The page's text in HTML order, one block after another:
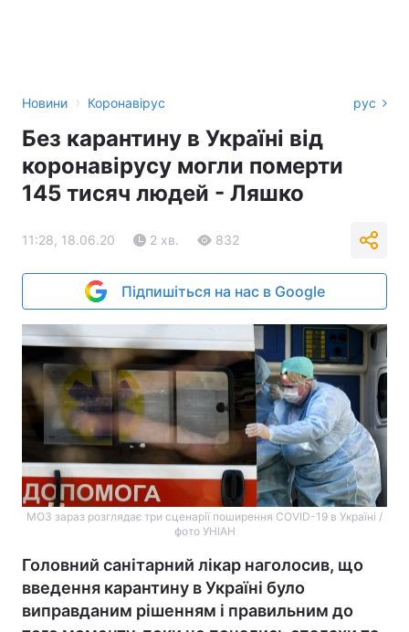
Новини › Коронавірус рус
Без карантину в Україні від
коронавірусу могли померти
145 тисяч людей - Ляшко
11:28, 18.06.20 2 хв. 832
Підпишіться на нас в Google
МОЗ зараз розглядає три сценарії поширення COVID-19 в Україні /
фото УНІАН
Головний санітарний лікар наголосив, що
введення карантину в Україні було
виправданим рішенням і правильним до